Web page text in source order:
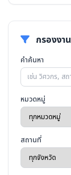
กรองงาน
คำค้นหา
หมวดหมู่
สถานที่